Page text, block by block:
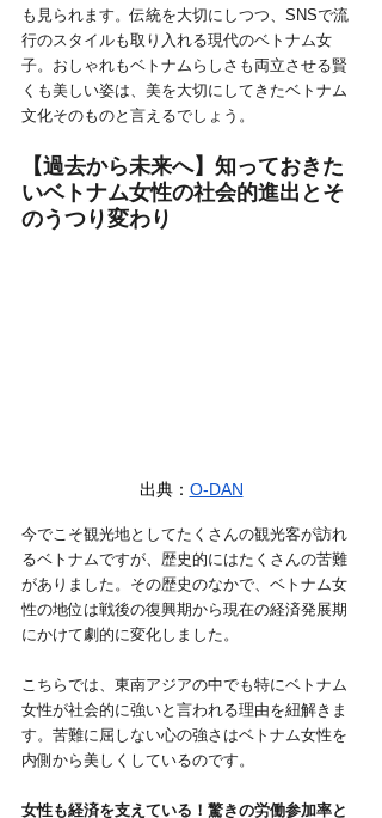
も見られます。伝統を大切にしつつ、SNSで流
行のスタイルも取り入れる現代のベトナム女
子。おしゃれもベトナムらしさも両立させる賢
くも美しい姿は、美を大切にしてきたベトナム
文化そのものと言えるでしょう。
【過去から未来へ】知っておきた
いベトナム女性の社会的進出とそ
のうつり変わり
出典： O-DAN
今でこそ観光地としてたくさんの観光客が訪れ
るベトナムですが、歴史的にはたくさんの苦難
がありました。その歴史のなかで、ベトナム女
性の地位は戦後の復興期から現在の経済発展期
にかけて劇的に変化しました。
こちらでは、東南アジアの中でも特にベトナム
女性が社会的に強いと言われる理由を紐解きま
す。苦難に屈しない心の強さはベトナム女性を
内側から美しくしているのです。
女性も経済を支えている！驚きの労働参加率と